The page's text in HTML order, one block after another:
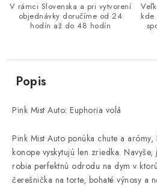
V rámci Slovenska a pri vytvorení
objednávky doručíme od 24
hodín až do 48 hodín
kde
Popis
Pink Mist Auto: Euphoria volá
Pink Mist Auto ponúka chute a
konope vyskytujú len zriedka.
robia perfektnú odrodu na dym v
čerešnička na torte, bohaté výnosy a